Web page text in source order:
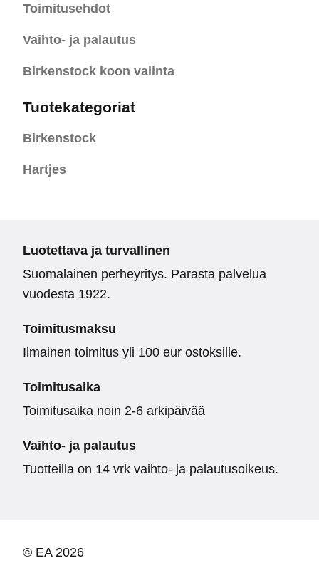
Toimitusehdot
Vaihto- ja palautus
Birkenstock koon valinta
Tuotekategoriat
Birkenstock
Hartjes
Luotettava ja turvallinen
Suomalainen perheyritys. Parasta palvelua
vuodesta 1922.
Toimitusmaksu
Ilmainen toimitus yli 100 eur ostoksille.
Toimitusaika
Toimitusaika noin 2-6 arkipäivää
Vaihto- ja palautus
Tuotteilla on 14 vrk vaihto- ja palautusoikeus.
© EA 2026